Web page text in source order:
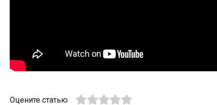
Оцените статью